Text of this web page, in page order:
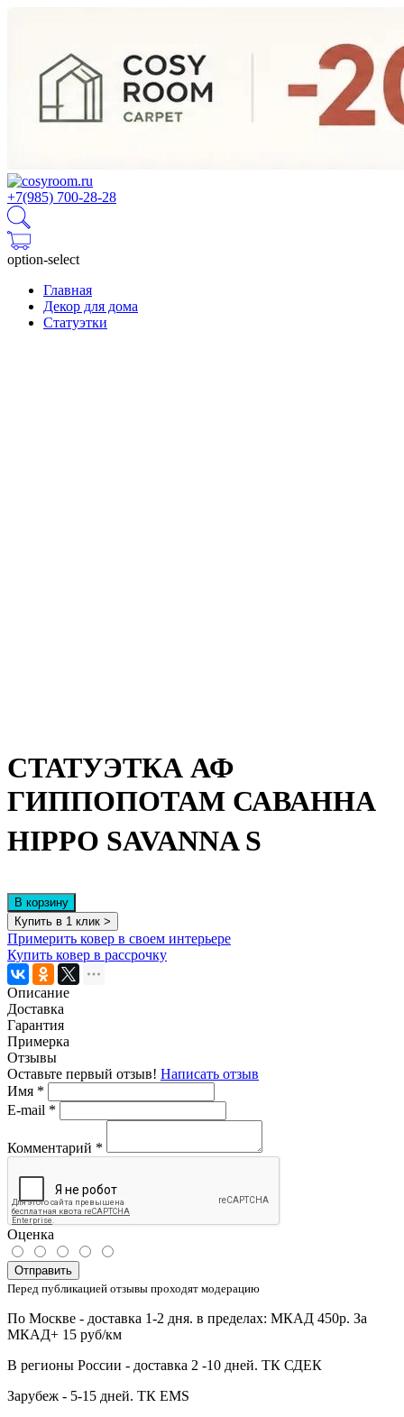
+7(985) 700-28-28
option-select
Главная
Декор для дома
Статуэтки
СТАТУЭТКА АФ
ГИППОПОТАМ САВАННА
HIPPO SAVANNA S
В корзину
Купить в 1 клик >
Примерить ковер в своем интерьере
Купить ковер в рассрочку
Описание
Доставка
Гарантия
Примерка
Отзывы
Оставьте первый отзыв! Написать отзыв
Имя *
E-mail *
Комментарий *
Оценка
Отправить
Перед публикацией отзывы проходят модерацию
По Москве - доставка 1-2 дня. в пределах: МКАД 450р. За
МКАД+ 15 руб/км
В регионы России - доставка 2 -10 дней. ТК СДЕК
Зарубеж - 5-15 дней. ТК EMS